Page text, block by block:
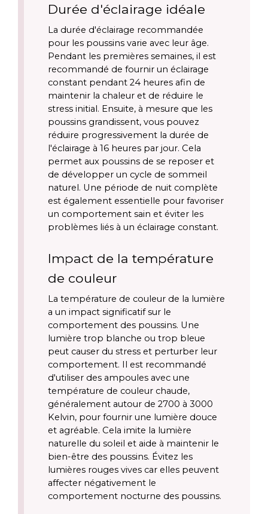
Durée d'éclairage idéale
La durée d'éclairage recommandée
pour les poussins varie avec leur âge.
Pendant les premières semaines, il est
recommandé de fournir un éclairage
constant pendant 24 heures afin de
maintenir la chaleur et de réduire le
stress initial. Ensuite, à mesure que les
poussins grandissent, vous pouvez
réduire progressivement la durée de
l'éclairage à 16 heures par jour. Cela
permet aux poussins de se reposer et
de développer un cycle de sommeil
naturel. Une période de nuit complète
est également essentielle pour favoriser
un comportement sain et éviter les
problèmes liés à un éclairage constant.
Impact de la température
de couleur
La température de couleur de la lumière
a un impact significatif sur le
comportement des poussins. Une
lumière trop blanche ou trop bleue
peut causer du stress et perturber leur
comportement. Il est recommandé
d'utiliser des ampoules avec une
température de couleur chaude,
généralement autour de 2700 à 3000
Kelvin, pour fournir une lumière douce
et agréable. Cela imite la lumière
naturelle du soleil et aide à maintenir le
bien-être des poussins. Évitez les
lumières rouges vives car elles peuvent
affecter négativement le
comportement nocturne des poussins.